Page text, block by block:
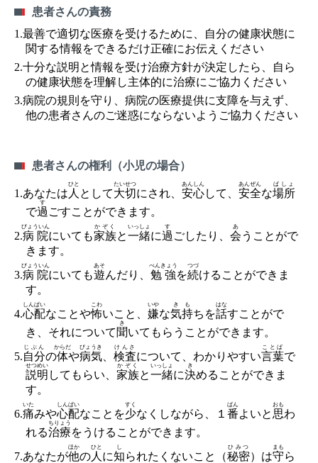
患者さんの責務
1.最善で適切な医療を受けるために、自分の健康状態に
関する情報をできるだけ正確にお伝えください
2.十分な説明と情報を受け治療方針が決定したら、自ら
の健康状態を理解し主体的に治療にご協力ください
3.病院の規則を守り、病院の医療提供に支障を与えず、
他の患者さんのご迷惑にならないようご協力ください
患者さんの権利（小児の場合）
1.あなたは 人
ひと
として大切
たいせつ
にされ、 安心
あんしん
して、 安全
あんぜん
な場所
ばしょ
で過
す
ごすことができます。
2.病院
びょういん
にいても家族
かぞく
と一緒
いっしょ
に過
す
ごしたり、 会
あ
うことがで
きます。
3.病院
びょういん
にいても遊
あそ
んだり、 勉強
べんきょう
を続
つづ
けることができま
す。
4.心配
しんぱい
なことや怖
こわ
いこと、 嫌
いや
な気持
きも
ちを話
はな
すことがで
き、それについて聞
き
いてもらうことができます。
5.自分
じぶん
の体
からだ
や病気
びょうき
検査
けんさ
について、わかりやすい言葉
ことば
で
説明
せつめい
してもらい、 家族
かぞく
と一緒
いっしょ
に決
き
めることができま
す。
6.痛
いた
みや心配
しんぱい
なことを少
すく
なくしながら、１ 番
ばん
よいと 思
おも
わ
れる治療
ちりょう
をうけることができます。
7.あなたが他
ほか
の人
ひと
に知
し
られたくないこと（秘密
ひみつ
）は守
まも
ら